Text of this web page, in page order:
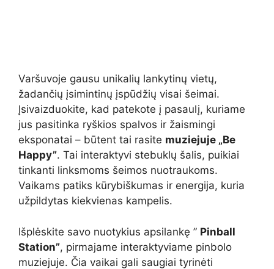
Varšuvoje gausu unikalių lankytinų vietų,
žadančių įsimintinų įspūdžių visai šeimai.
Įsivaizduokite, kad patekote į pasaulį, kuriame
jus pasitinka ryškios spalvos ir žaismingi
eksponatai – būtent tai rasite muziejuje „Be
Happy”. Tai interaktyvi stebuklų šalis, puikiai
tinkanti linksmoms šeimos nuotraukoms.
Vaikams patiks kūrybiškumas ir energija, kuria
užpildytas kiekvienas kampelis.
Išplėskite savo nuotykius apsilankę ” Pinball
Station”, pirmajame interaktyviame pinbolo
muziejuje. Čia vaikai gali saugiai tyrinėti